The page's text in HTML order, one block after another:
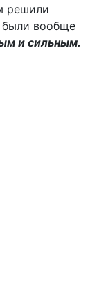
решили
были вообще
и сильным.